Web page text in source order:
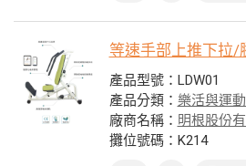
等速手部上推下拉/
產品型號：LDW01
產品分類： 樂活與運
廠商名稱： 明根股份
攤位號碼：K214